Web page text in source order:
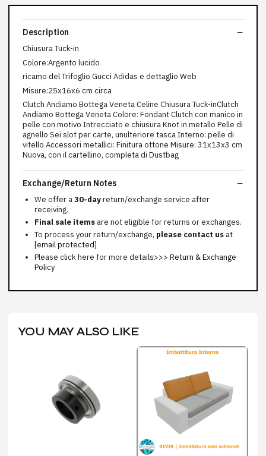
Description
Chiusura Tuck-in
Colore:Argento lucido
ricamo del Trifoglio Gucci Adidas e dettaglio Web
Misure:25x16x6 cm circa
Clutch Andiamo Bottega Veneta Celine Chiusura Tuck-inClutch
Andiamo Bottega Veneta Colore: Fondant Clutch con manico in
pelle con motivo Intrecciato e chiusura Knot in metallo Pelle di
agnello Sei slot per carte, unulteriore tasca Interno: pelle di
vitello Accessori metallici: Finitura ottone Misure: 31x13x3 cm
Nuova, con il cartellino, completa di Dustbag
Exchange/Return Notes
We offer a30-dayreturn/exchange service after
receiving.
Final sale items are not eligible for returns or exchanges.
To process your return/exchange, please contact us at
[email protected]
Please click here for more details>>> Return & Exchange
Policy
YOU MAY ALSO LIKE